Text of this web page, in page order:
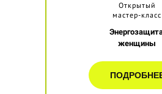
Открытый
мастер-класс
женщины